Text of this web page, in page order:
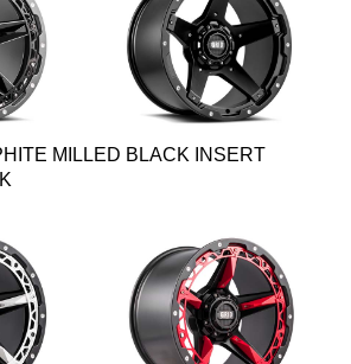
MILLED BLACK INSERT